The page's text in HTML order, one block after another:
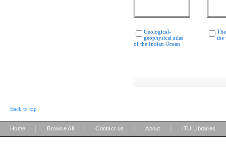
Geological-
geophysical atlas
of the Indian Ocean
the
Back to top
Home Browse All Contact us About ITU Libraries